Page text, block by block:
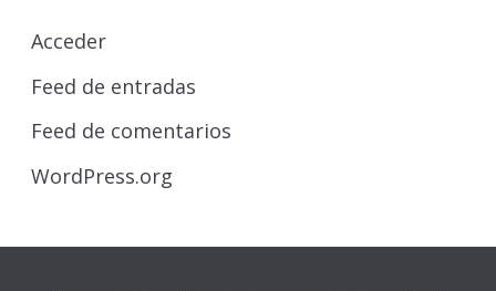
Acceder
Feed de entradas
Feed de comentarios
WordPress.org